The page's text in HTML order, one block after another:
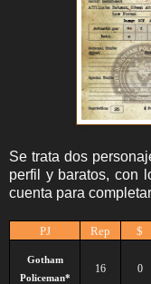
Se trata dos
perfil y baratos, con
cuenta para
PJ Rep $
Gotham
Policeman*
16 0